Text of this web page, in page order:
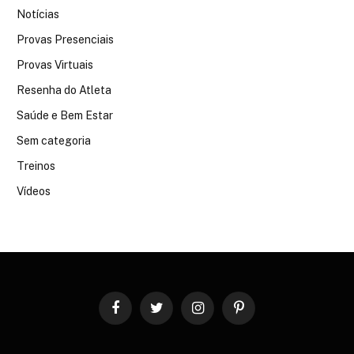
Notícias
Provas Presenciais
Provas Virtuais
Resenha do Atleta
Saúde e Bem Estar
Sem categoria
Treinos
Vídeos
FacebookTwitter InstagramPinterest